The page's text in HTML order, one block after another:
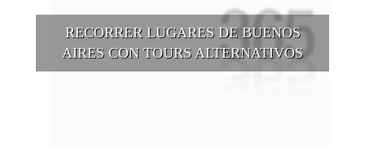
RECORRER LUGARES DE BUENOS
AIRES CON TOURS ALTERNATIVOS